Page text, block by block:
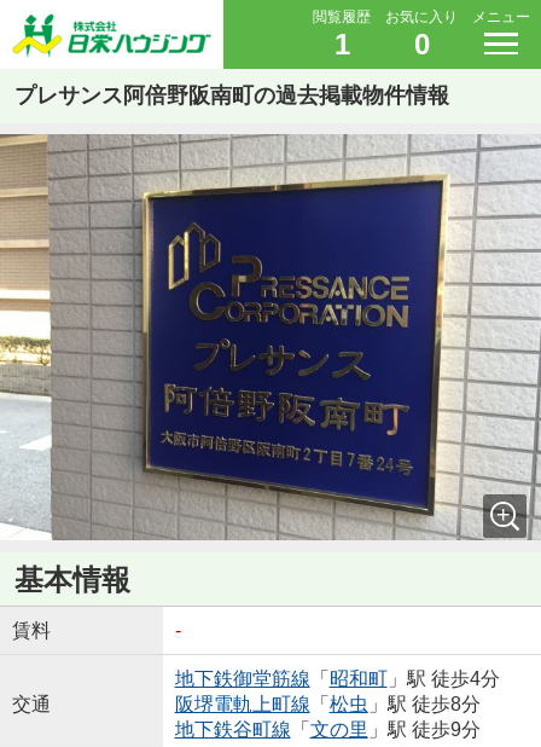
閲覧履歴
1
お気に入り
0
メニュー
プレサンス阿倍野阪南町の過去掲載物件情報
基本情報
賃料 -
交通
地下鉄御堂筋線 「 昭和町」駅 徒歩4分
阪堺電軌上町線 「 松虫 」駅 徒歩8分
地下鉄谷町線 「 文の里 」駅 徒歩9分